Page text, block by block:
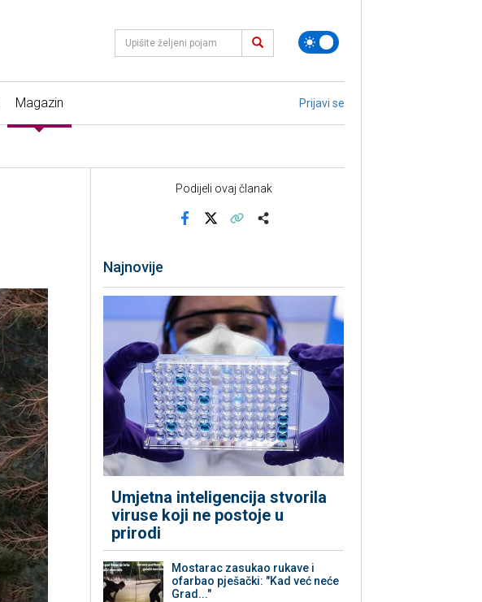
Magazin Prijavi se
Podijeli ovaj članak
Najnovije
Umjetna inteligencija stvorila
viruse koji ne postoje u
prirodi
Mostarac zasukao rukave i
ofarbao pješački: "Kad već neće
Grad..."